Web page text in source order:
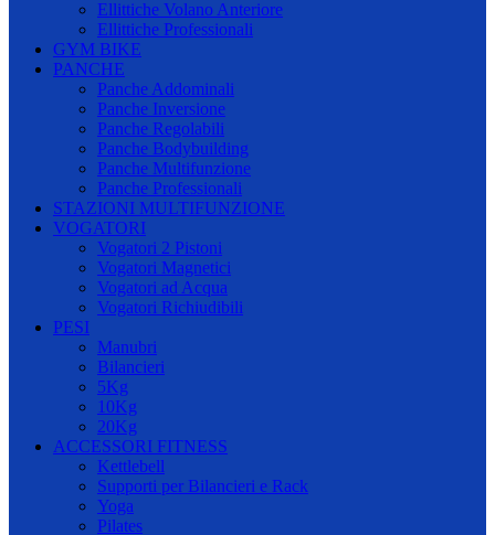
Ellittiche Volano Anteriore
Ellittiche Professionali
GYM BIKE
PANCHE
Panche Addominali
Panche Inversione
Panche Regolabili
Panche Bodybuilding
Panche Multifunzione
Panche Professionali
STAZIONI MULTIFUNZIONE
VOGATORI
Vogatori 2 Pistoni
Vogatori Magnetici
Vogatori ad Acqua
Vogatori Richiudibili
PESI
Manubri
Bilancieri
5Kg
10Kg
20Kg
ACCESSORI FITNESS
Kettlebell
Supporti per Bilancieri e Rack
Yoga
Pilates